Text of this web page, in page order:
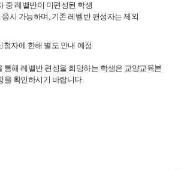
중 레벨반이 미편성된 학생
시 가능하며, 기존 레벨반 편성자는 제외
청자에 한해 별도 안내 예정
통해 레벨반 편성을 희망하는 학생은 교양교육본
을 확인하시기 바랍니다.